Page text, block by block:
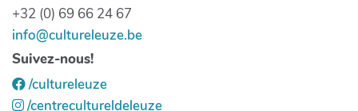
+32 (0) 69 66 24 67
info@cultureleuze.be
Suivez-nous!
/cultureleuze
/centrecultureldeleuze